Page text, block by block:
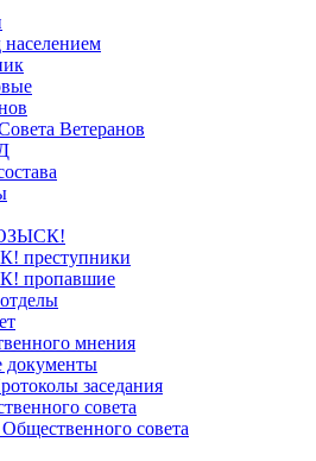
Ветеранов
преступники
пропавшие
мнения
документы
заседания
совета
Общественного совета